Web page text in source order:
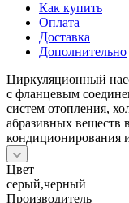
Как купить
Оплата
Доставка
Дополнительно
Циркуляционный
с фланцевым
систем отопления,
абразивных веществ
кондиционирования
Цвет
серый,черный
Производитель